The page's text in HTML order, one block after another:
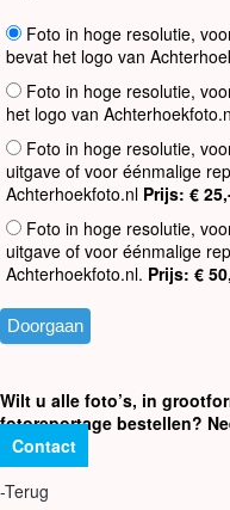
Foto in hoge resolutie,
bevat het logo van
Foto in hoge resolutie,
het logo van
Foto in hoge resolutie,
uitgave of voor éénmalige
Achterhoekfoto.nl Prijs: €
Foto in hoge resolutie,
uitgave of voor éénmalige
Achterhoekfoto.nl. Prijs: €
Wilt u alle foto’s, in
fotoreportage bestellen?
Contact
-Terug